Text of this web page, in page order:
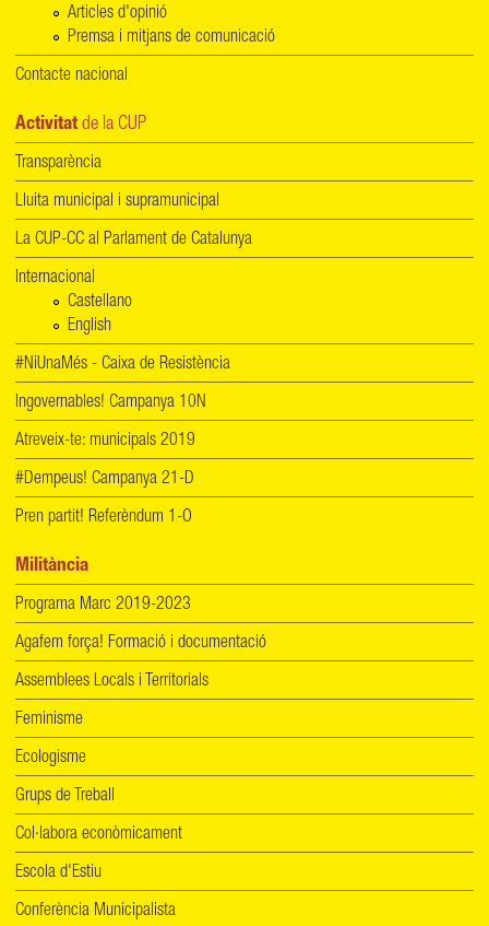
Articles d'opinió
Premsa i mitjans de comunicació
Contacte nacional
Activitat de la CUP
Transparència
Lluita municipal i supramunicipal
La CUP-CC al Parlament de Catalunya
Internacional
Castellano
English
#NiUnaMés - Caixa de Resistència
Ingovernables! Campanya 10N
Atreveix-te: municipals 2019
#Dempeus! Campanya 21-D
Pren partit! Referèndum 1-O
Militància
Programa Marc 2019-2023
Agafem força! Formació i documentació
Assemblees Locals i Territorials
Feminisme
Ecologisme
Grups de Treball
Col·labora econòmicament
Escola d'Estiu
Conferència Municipalista